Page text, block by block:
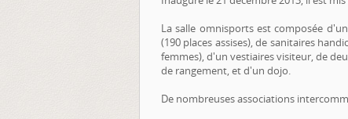
La salle omnisports est composée
(190 places assises), de sanitaires
femmes), d'un vestiaires visiteur, de
de rangement, et d'un dojo.
De nombreuses associations